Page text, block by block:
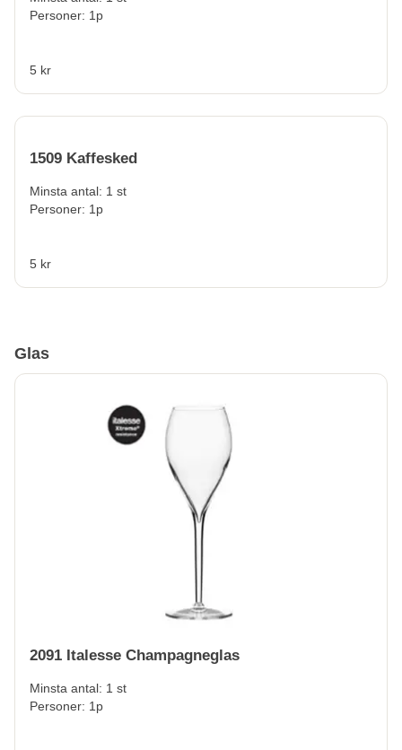
Personer: 1p
5 kr
1509 Kaffesked
Minsta antal: 1 st
Personer: 1p
5 kr
Glas
2091 Italesse Champagneglas
Minsta antal: 1 st
Personer: 1p